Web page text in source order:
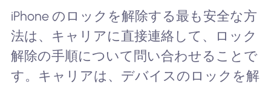
iPhone のロックを解除する最も安全な方
法は、キャリアに直接連絡して、ロック
解除の手順について問い合わせることで
す。キャリアは、デバイスのロックを解